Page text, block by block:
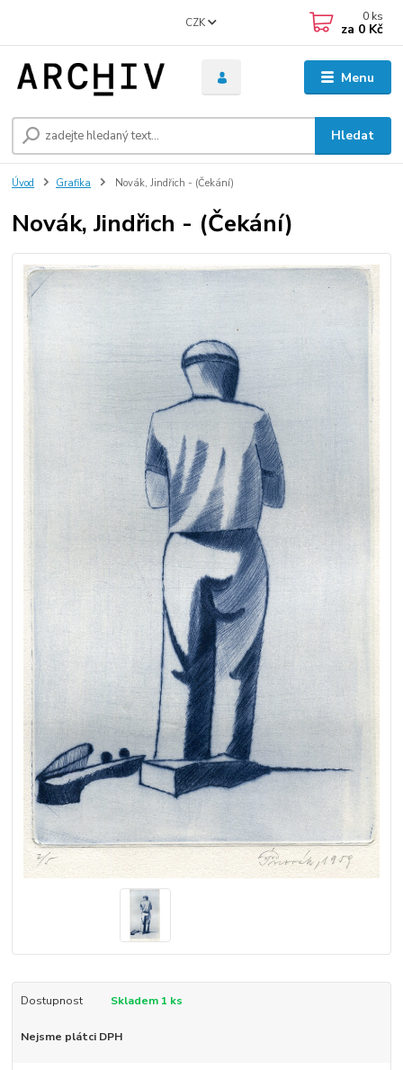
Menu
CZK
Hledat
0 ks
za 0 Kč
Úvod Grafika Novák, Jindřich - (Čekání)
Novák, Jindřich - (Čekání)
Dostupnost Skladem 1 ks
Nejsme plátci DPH